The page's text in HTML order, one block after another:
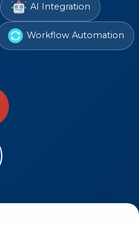
AI Integration
Workflow Automation